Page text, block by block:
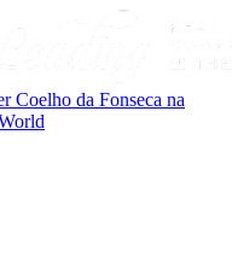
Coelho da Fonseca na